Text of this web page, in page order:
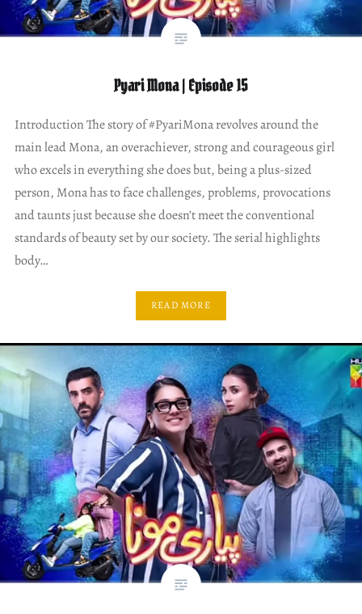
Pyari Mona | Episode 15
Introduction The story of #PyariMona revolves around the
main lead Mona, an overachiever, strong and courageous girl
who excels in everything she does but, being a plus-sized
person, Mona has to face challenges, problems, provocations
and taunts just because she doesn’t meet the conventional
standards of beauty set by our society. The serial highlights
body…
READ MORE